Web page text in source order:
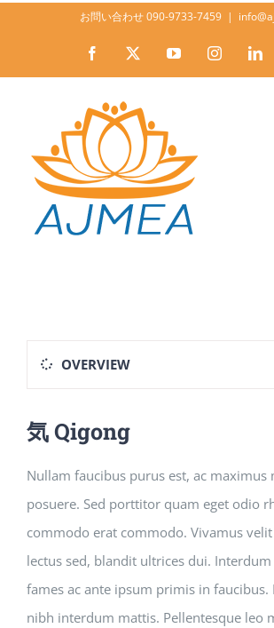
お問い合わせ 090-9733-7459 |
Facebook YouTubeInstagram
OVERVIEW
気 Qigong
Nullam faucibus purus est, ac maximus
posuere. Sed porttitor quam eget odio
commodo erat commodo. Vivamus
lectus sed, blandit ultrices dui. Interdum
fames ac ante ipsum primis in faucibus.
nibh interdum mattis. Pellentesque leo